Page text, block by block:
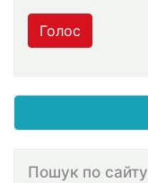
Голос
Пошук по сайту